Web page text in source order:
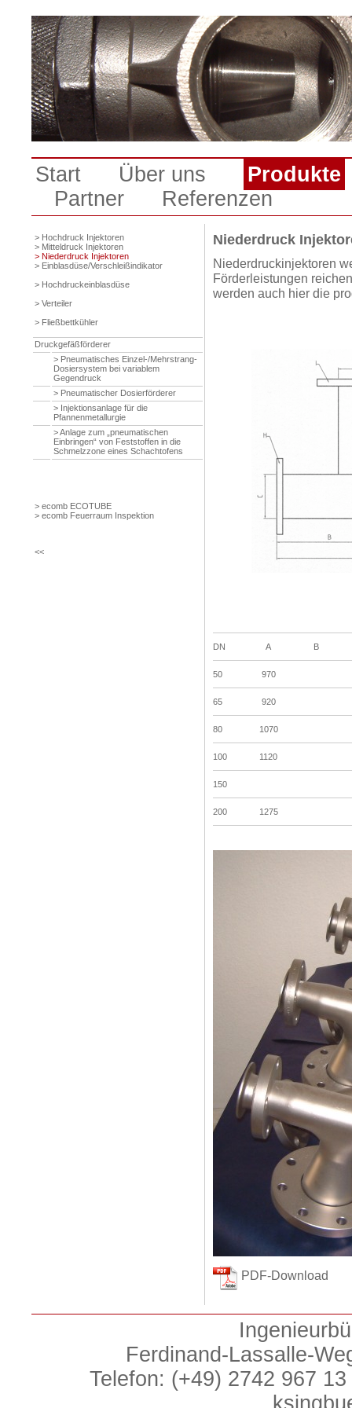
Start Über uns
Produkte
Partner
Referenzen
> Hochdruck Injektoren
> Mitteldruck Injektoren
> Niederdruck Injektoren
> Einblasdüse/Verschleißindikator
> Hochdruckeinblasdüse
> Verteiler
> Fließbettkühler
Druckgefäßförderer
> Pneumatisches Einzel-/Mehrstrang-
Dosiersystem bei variablem
Gegendruck
> Pneumatischer Dosierförderer
> Injektionsanlage für die
Pfannenmetallurgie
> Anlage zum „pneumatischen
Einbringen“ von Feststoffen in die
Schmelzzone eines Schachtofens
> ecomb ECOTUBE
> ecomb Feuerraum Inspektion
<<
Niederdruck
Niederdruckinjektoren
Förderleistungen
werden auch hier die
DN A B
50 970
65 920
80 1070
100 1120
150
200 1275
PDF-Download
Ferdinand-Lassalle-
Telefon: (+49) 2742 967